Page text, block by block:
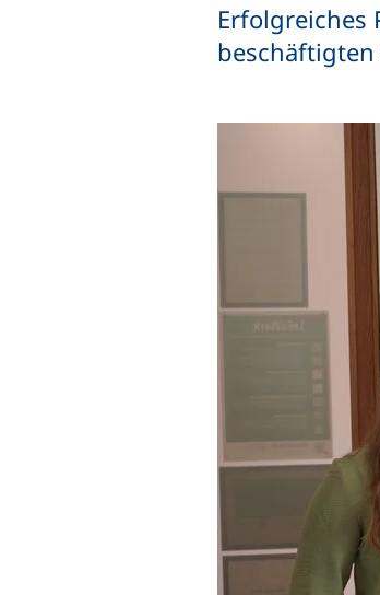
beschäftigten